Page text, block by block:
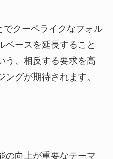
クーペライクなフォル
ベースを延長すること
う、相反する要求を高
グが期待されます。
の向上が重要なテーマ